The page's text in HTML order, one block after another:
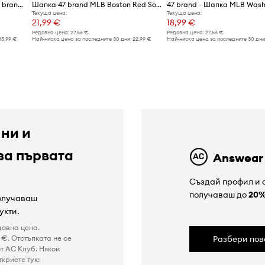
Памучна шапка с козирка 47 brand MLB Los Angeles Dodgers
€
Шапка 47 brand MLB Boston Red Socks Sox
Текуща цена:
21,99 €
Редовна цена: 27,56 €
Най-ниска цена за последните 30 дни: 22,99 €
Текуща цена:
18,99 €
Редовна цена: 27,56 €
Най-ниска цена за последните 30
и
първата
цена.
Отстъпката не се
AC Клуб. Някои
тук:
Създай профил и
получаваш до
Разбери